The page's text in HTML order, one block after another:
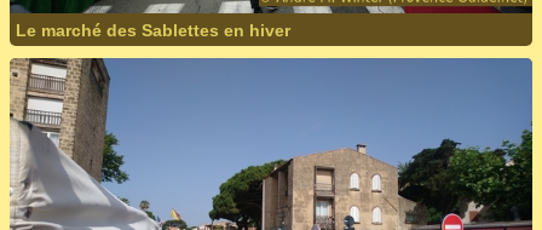
Le marché des Sablettes en hiver